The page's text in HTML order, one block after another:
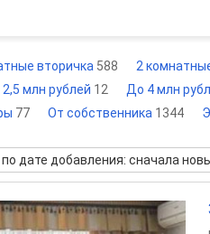
вторичка 588 2
млн рублей 12 До 4 млн
77 От собственника 1344
по дате добавления: сначала